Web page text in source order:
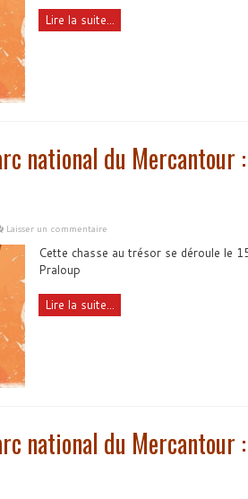
Lire la suite...
national du Mercantour
Laisser un commentaire
Cette chasse au trésor se déroule le
Praloup
Lire la suite...
national du